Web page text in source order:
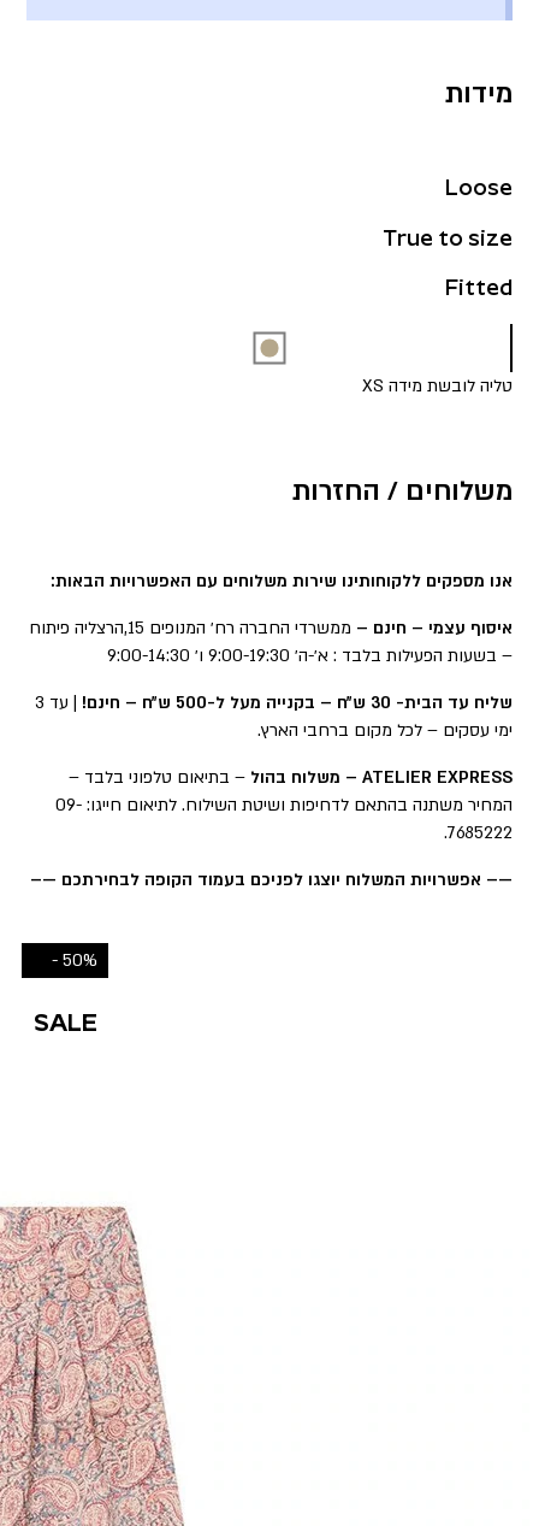
מידות
Loose
True to size
Fitted
טליה לובשת מידה XS
משלוחים / החזרות
אנו מספקים ללקוחותינו שירות משלוחים עם האפשרויות הבאות:
איסוף עצמי – חינם –
ממשרדי החברה רח׳ המנופים 15,הרצליה פיתוח
– בשעות הפעילות בלבד : א׳-ה׳ 9:00-19:30 ו׳ 9:00-14:30
שליח עד הבית- 30 ש״ח – בקנייה מעל ל-500 ש״ח – חינם!
| עד 3
ימי עסקים – לכל מקום ברחבי הארץ.
ATELIER EXPRESS – משלוח בהול
– בתיאום טלפוני בלבד –
המחיר משתנה בהתאם לדחיפות ושיטת השילוח. לתיאום חייגו: 09-
7685222.
—– אפשרויות המשלוח יוצגו לפניכם בעמוד הקופה לבחירתכם —–
50% -
SALE